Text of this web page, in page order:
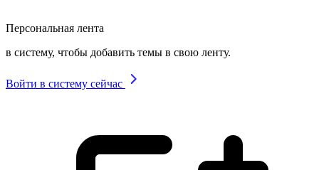
Персональная лента
в систему, чтобы добавить темы в свою ленту.
Войти в систему сейчас